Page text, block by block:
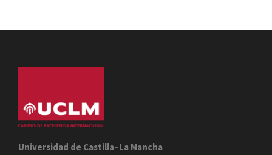
Universidad de Castilla–La Mancha